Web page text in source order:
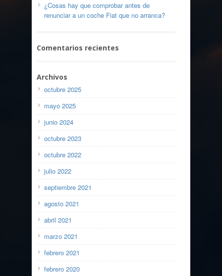
¿Cosas hay que comprobar antes de
renunciar a un coche Fiat que no arranca?
Comentarios recientes
Archivos
octubre 2025
mayo 2025
junio 2024
octubre 2023
octubre 2022
julio 2022
septiembre 2021
agosto 2021
abril 2021
marzo 2021
febrero 2021
febrero 2020